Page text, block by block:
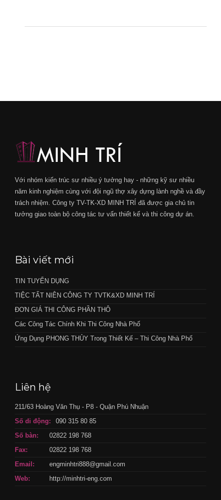
Với nhóm kiến trúc sư nhiều ý tưởng hay - những kỹ sư nhiều
năm kinh nghiệm cùng với đội ngũ thợ xây dựng lành nghề và đầy
trách nhiệm. Công ty TV-TK-XD MINH TRÍ đã được gia chủ tin
tưởng giao toàn bộ công tác tư vấn thiết kế và thi công dự án.
Bài viết mới
TIN TUYỂN DỤNG
TIỆC TẤT NIÊN CÔNG TY TVTK&XD MINH TRÍ
ĐƠN GIÁ THI CÔNG PHẦN THÔ
Các Công Tác Chính Khi Thi Công Nhà Phố
Ứng Dụng PHONG THỦY Trong Thiết Kế – Thi Công Nhà Phố
Liên hệ
211/63 Hoàng Văn Thụ - P8 - Quận Phú Nhuận
Số di động:
090 315 80 85
Số bàn:
02822 198 768
Fax:
02822 198 768
Email:
engminhtri888@gmail.com
Web:
http://minhtri-eng.com